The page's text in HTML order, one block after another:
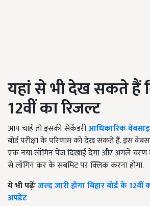
यहां से भी देख सकते हैं
12वीं का रिजल्ट
आप चाहें तो इसकी सेकेंडरीआधिकारिक
बोर्ड परीक्षा के परिणाम को देख सकते हैं. इस
एक नया लॉगिन पेज दिखाई देगा और अगले चरण
से लॉगिन कर के सबमिट पर क्लिक करना होगा.
ये भी पढ़ेंःजल्द जारी होगा बिहार बोर्ड के
अपडेट